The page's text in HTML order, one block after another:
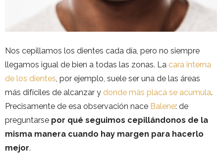
Nos cepillamos los dientes cada día, pero no siempre
llegamos igual de bien a todas las zonas. La cara interna
de los dientes, por ejemplo, suele ser una de las áreas
más difíciles de alcanzar y donde más placa se acumula.
Precisamente de esa observación nace Balene: de
preguntarse por qué seguimos cepillándonos de la
misma manera cuando hay margen para hacerlo
mejor.